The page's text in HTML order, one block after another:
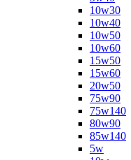
10w30
10w40
10w50
10w60
15w50
15w60
20w50
75w90
75w140
80w90
85w140
5w